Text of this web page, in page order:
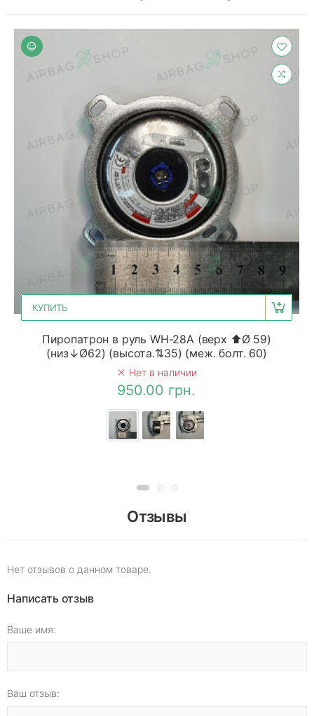
КУПИТЬ
Пиропатрон в руль WH-28A (верх ⬆Ø 59)
(низ↓Ø62) (высота.⇅35) (меж. болт. 60)
Нет в наличии
950.00 грн.
Отзывы
Нет отзывов о данном товаре.
Написать отзыв
Ваше имя:
Ваш отзыв: